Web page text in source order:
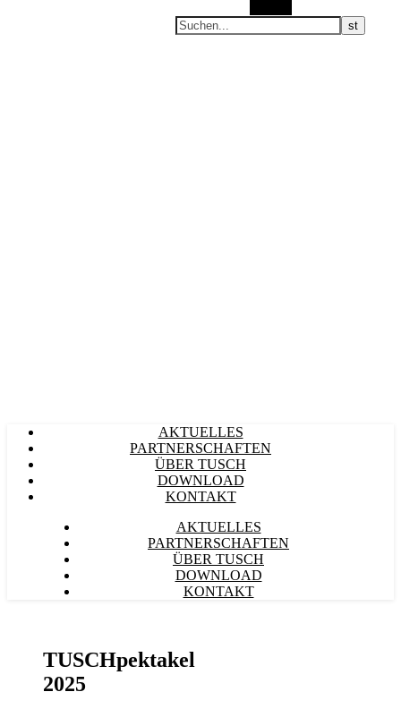
AKTUELLES
PARTNERSCHAFTEN
ÜBER TUSCH
DOWNLOAD
KONTAKT
AKTUELLES
PARTNERSCHAFTEN
ÜBER TUSCH
DOWNLOAD
KONTAKT
TUSCHpektakel
2025